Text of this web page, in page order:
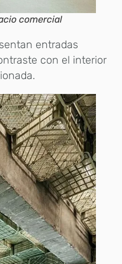
comercial
entradas
con el interior